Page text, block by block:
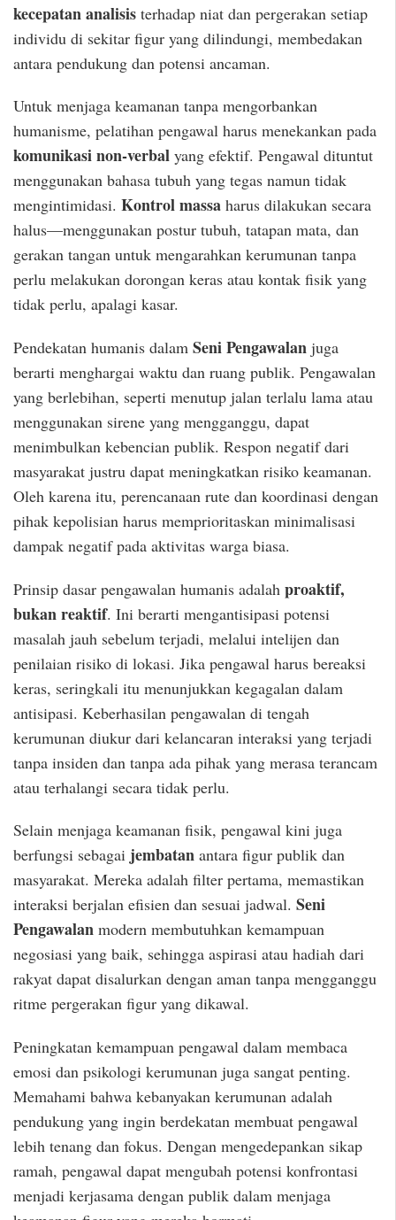
kecepatan analisis terhadap niat dan pergerakan setiap
individu di sekitar figur yang dilindungi, membedakan
antara pendukung dan potensi ancaman.
Untuk menjaga keamanan tanpa mengorbankan
humanisme, pelatihan pengawal harus menekankan pada
komunikasi non-verbal yang efektif. Pengawal dituntut
menggunakan bahasa tubuh yang tegas namun tidak
mengintimidasi. Kontrol massa harus dilakukan secara
halus—menggunakan postur tubuh, tatapan mata, dan
gerakan tangan untuk mengarahkan kerumunan tanpa
perlu melakukan dorongan keras atau kontak fisik yang
tidak perlu, apalagi kasar.
Pendekatan humanis dalam Seni Pengawalan juga
berarti menghargai waktu dan ruang publik. Pengawalan
yang berlebihan, seperti menutup jalan terlalu lama atau
menggunakan sirene yang mengganggu, dapat
menimbulkan kebencian publik. Respon negatif dari
masyarakat justru dapat meningkatkan risiko keamanan.
Oleh karena itu, perencanaan rute dan koordinasi dengan
pihak kepolisian harus memprioritaskan minimalisasi
dampak negatif pada aktivitas warga biasa.
Prinsip dasar pengawalan humanis adalah proaktif,
bukan reaktif. Ini berarti mengantisipasi potensi
masalah jauh sebelum terjadi, melalui intelijen dan
penilaian risiko di lokasi. Jika pengawal harus bereaksi
keras, seringkali itu menunjukkan kegagalan dalam
antisipasi. Keberhasilan pengawalan di tengah
kerumunan diukur dari kelancaran interaksi yang terjadi
tanpa insiden dan tanpa ada pihak yang merasa terancam
atau terhalangi secara tidak perlu.
Selain menjaga keamanan fisik, pengawal kini juga
berfungsi sebagai jembatan antara figur publik dan
masyarakat. Mereka adalah filter pertama, memastikan
interaksi berjalan efisien dan sesuai jadwal. Seni
Pengawalan modern membutuhkan kemampuan
negosiasi yang baik, sehingga aspirasi atau hadiah dari
rakyat dapat disalurkan dengan aman tanpa mengganggu
ritme pergerakan figur yang dikawal.
Peningkatan kemampuan pengawal dalam membaca
emosi dan psikologi kerumunan juga sangat penting.
Memahami bahwa kebanyakan kerumunan adalah
pendukung yang ingin berdekatan membuat pengawal
lebih tenang dan fokus. Dengan mengedepankan sikap
ramah, pengawal dapat mengubah potensi konfrontasi
menjadi kerjasama dengan publik dalam menjaga